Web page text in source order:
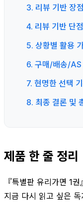
3. 리뷰 기반 장
4. 리뷰 기반 단
5. 상황별 활용
6. 구매/배송/AS
7. 현명한 선택
8. 최종 결론 및
제품 한 줄 정리
『특별판 유리가면 1
지금 다시 읽고 싶은